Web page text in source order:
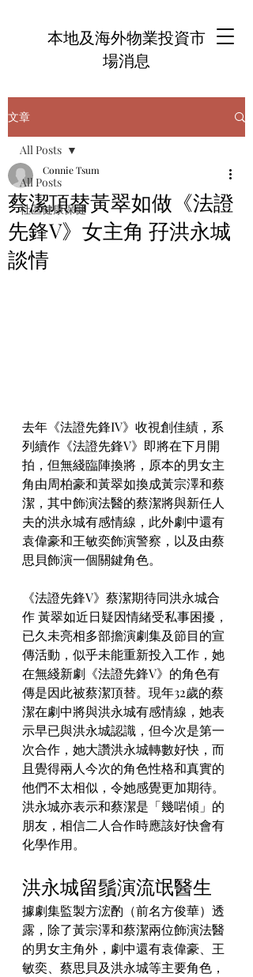
本地及海外物業投資市
場消息
文章
All Posts
社區健康保健
All Posts
蔡潔頂替黃翠如做《法證
先鋒V》女主角 孖洪永城
談情
Connie Tsum
去年《法證先鋒IV》收視創佳績，系
列續作《法證先鋒V》即將在下月開
拍，但無綫臨陣換將，原本的男女主
角由周柏豪和黃翠如換成黃宗澤和蔡
潔，其中飾演法醫的蔡潔將與新任人
夫的洪永城有感情線，此外劇中還有
袁偉豪和王敏奕飾演警察，以及由蔡
思貝飾演一個關鍵角色。
《法證先鋒V》蔡潔期待同洪永城合
作 黃翠如近日疑因情緒受私事困擾，
已久未亮相多部擔演劇集及節目的宣
傳活動，似乎未能重新投入工作，她
在無綫新劇《法證先鋒V》的角色有
傳是因此被蔡潔頂替。現年32歲的蔡
潔在劇中將與洪永城有感情線，她表
示早已與洪永城認識，但今次是第一
次合作，她大讚洪永城轉數好快，而
且覺得兩人今次的角色性格和真實的
他們不太相似，令她感覺更加期待。
洪永城亦表示和蔡潔是「幾啱傾」的
朋友，相信二人合作時應該好快會有
化學作用。
洪永城留鬚演流氓醫生
據劇集監製方浤酌（前名方俊華）透
露，除了黃宗澤和蔡潔兩位飾演法醫
的男女主角外，劇中還有袁偉豪、王
敏奕、蔡思貝及洪永城等主要角色，